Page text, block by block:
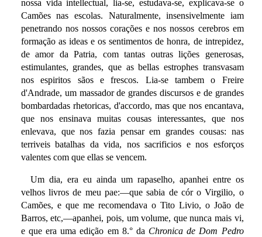
nossa vida intellectual, lia-se, estudava-se, explicava-se o
Camões nas escolas. Naturalmente, insensivelmente iam
penetrando nos nossos corações e nos nossos cerebros em
formação as ideas e os sentimentos de honra, de intrepidez,
de amor da Patria, com tantas outras lições generosas,
estimulantes, grandes, que as bellas estrophes transvasam
nos espiritos sãos e frescos. Lia-se tambem o Freire
d'Andrade, um massador de grandes discursos e de grandes
bombardadas rhetoricas, d'accordo, mas que nos encantava,
que nos ensinava muitas cousas interessantes, que nos
enlevava, que nos fazia pensar em grandes cousas: nas
terriveis batalhas da vida, nos sacrificios e nos esforços
valentes com que ellas se vencem.
Um dia, era eu ainda um rapaselho, apanhei entre os
velhos livros de meu pae:—que sabia de cór o Virgilio, o
Camões, e que me recomendava o Tito Livio, o João de
Barros, etc,—apanhei, pois, um volume, que nunca mais vi,
e que era uma edição em 8.° da Chronica de Dom Pedro